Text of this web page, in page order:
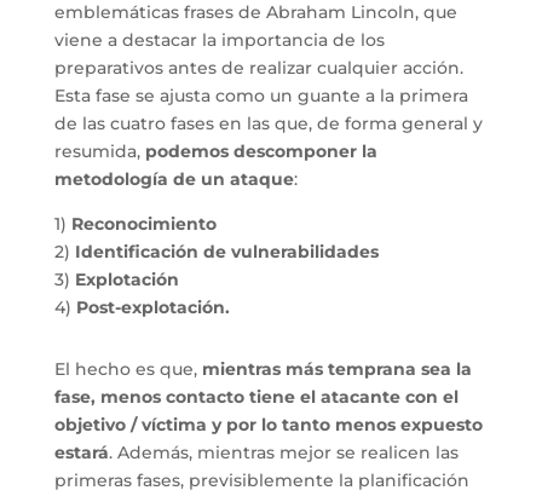
emblemáticas frases de Abraham Lincoln, que
viene a destacar la importancia de los
preparativos antes de realizar cualquier acción.
Esta fase se ajusta como un guante a la primera
de las cuatro fases en las que, de forma general y
resumida, podemos descomponer la
metodología de un ataque:
1) Reconocimiento
2) Identificación de vulnerabilidades
3) Explotación
4) Post-explotación.
El hecho es que, mientras más temprana sea la
fase, menos contacto tiene el atacante con el
objetivo / víctima y por lo tanto menos expuesto
estará. Además, mientras mejor se realicen las
primeras fases, previsiblemente la planificación